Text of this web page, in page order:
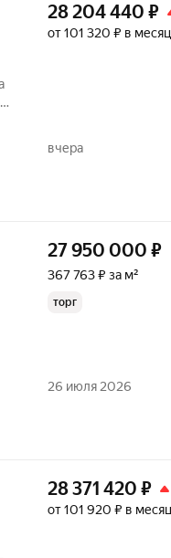
28 204 440 ₽
от 101 320 ₽ в месяц
вчера
27 950 000 ₽
367 763 ₽ за м²
торг
26 июля 2026
28 371 420 ₽
от 101 920 ₽ в месяц